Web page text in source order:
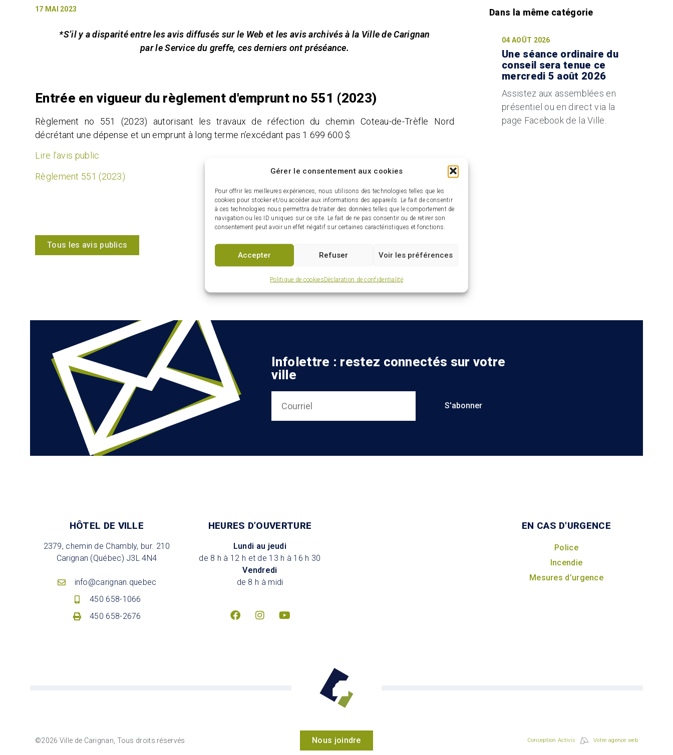
Gérer le consentement aux cookies
Pour offrir les meilleures expériences, nous utilisons des technologies telles que les
cookies pour stocker et/ou accéder aux informations des appareils. Le fait de consentir
à ces technologies nous permettra de traiter des données telles que le comportement de
navigation ou les ID uniques sur ce site. Le fait de ne pas consentir ou de retirer son
consentement peut avoir un effet négatif sur certaines caractéristiques et fonctions.
Accepter Refuser Voir les préférences
Politique de cookiesDéclaration de confidentialité
17 MAI 2023
*S’il y a disparité entre les avis diffusés sur le Web et les avis archivés à la Ville de Carignan
par le Service du greffe, ces derniers ont préséance.
Entrée en vigueur du règlement d'emprunt no 551 (2023)
Règlement no 551 (2023) autorisant les travaux de réfection du chemin Coteau-de-Trèfle Nord
décrétant une dépense et un emprunt à long terme n’excédant pas 1 699 600 $.
Lire l’avis public
Règlement 551 (2023)
Tous les avis publics
04 AOÛT 2026
Une séance ordinaire du
conseil sera tenue ce
mercredi 5 août 2026
Assistez aux assemblées en
présentiel ou en direct via la
page Facebook de la Ville.
Infolettre : restez connectés sur votre
ville
S'abonner
HÔTEL DE VILLE
2379, chemin de Chambly, bur. 210
Carignan (Québec) J3L 4N4
info@carignan.quebec
450 658-1066
450 658-2676
HEURES D’OUVERTURE
Lundi au jeudi
de 8 h à 12 h et de 13 h à 16 h 30
Vendredi
de 8 h à midi
EN CAS D'URGENCE
Police
Incendie
Mesures d’urgence
©2026 Ville de Carignan, Tous droits réservés Nous joindre Conception Activis Votre agence web